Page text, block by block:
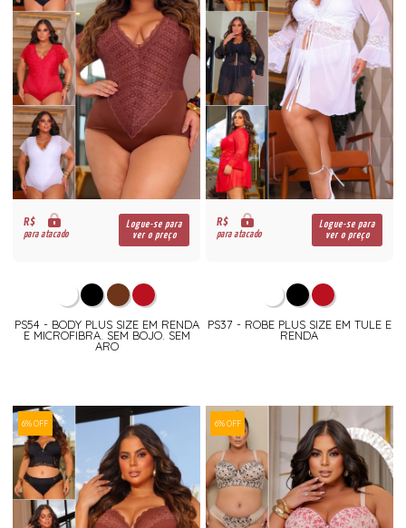
R$
para atacado
Logue-se para
ver o preço
PS54 - BODY PLUS SIZE EM RENDA
E MICROFIBRA. SEM BOJO. SEM
ARO
R$
para atacado
Logue-se para
ver o preço
PS37 - ROBE PLUS SIZE EM TULE E
RENDA
6% OFF 6% OFF